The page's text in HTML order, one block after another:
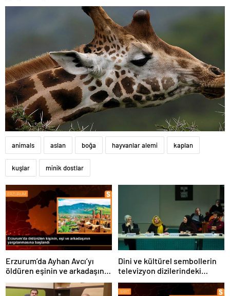
animals aslan boğa hayvanlar alemi kaplan
kuşlar minik dostlar
Erzurum’da Ayhan Avcı’yı
öldüren eşinin ve arkadaşının
yargılanması başladı
Dini ve kültürel sembollerin
televizyon dizilerindeki
temsili üzerine panel
düzenlendi